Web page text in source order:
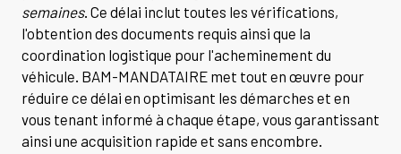
semaines. Ce délai inclut toutes les vérifications,
l'obtention des documents requis ainsi que la
coordination logistique pour l'acheminement du
véhicule. BAM-MANDATAIRE met tout en œuvre pour
réduire ce délai en optimisant les démarches et en
vous tenant informé à chaque étape, vous garantissant
ainsi une acquisition rapide et sans encombre.